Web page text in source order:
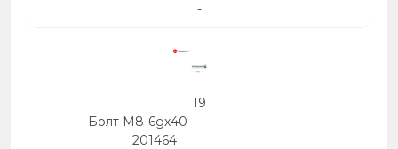
-
19
Болт М8-6gх40
201464